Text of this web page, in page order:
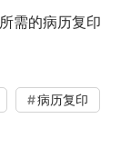
需的病历复印
病历复印